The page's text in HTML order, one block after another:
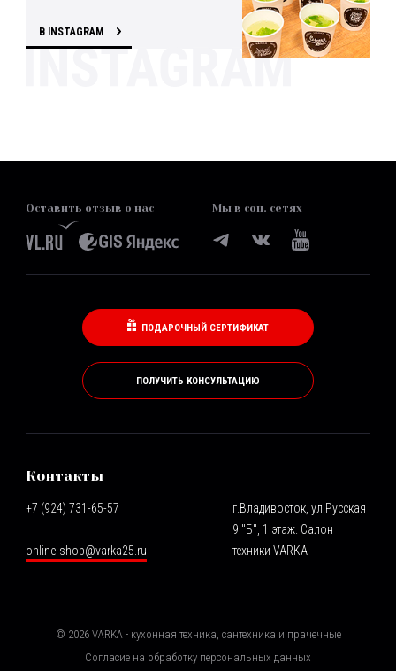
В INSTAGRAM
Оставить отзыв о нас Мы в соц. сетях
ПОДАРОЧНЫЙ СЕРТИФИКАТ
ПОЛУЧИТЬ КОНСУЛЬТАЦИЮ
Контакты
+7 (924) 731-65-57
online-shop@varka25.ru
г.Владивосток, ул.Русская
9 "Б", 1 этаж. Салон
техники VARKA
© 2026VARKA - кухонная техника, сантехника и прачечные
Согласие на обработку персональных данных